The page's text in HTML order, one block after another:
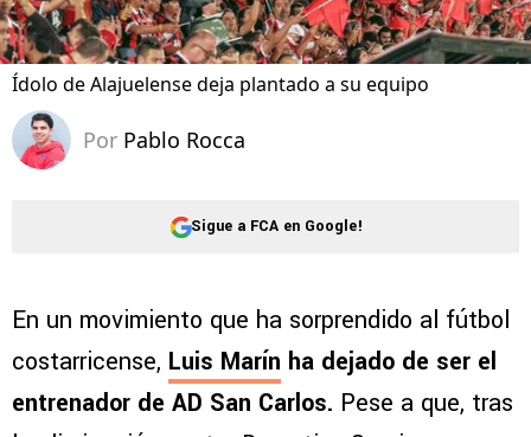
Ídolo de Alajuelense deja plantado a su equipo
Por Pablo Rocca
Sigue a FCA en Google!
En un movimiento que ha sorprendido al fútbol
costarricense, Luis Marín ha dejado de ser el
entrenador de AD San Carlos. Pese a que, tras